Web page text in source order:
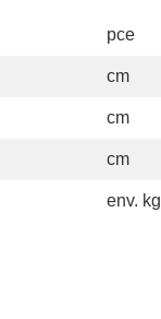
pce
cm
cm
cm
env. kg